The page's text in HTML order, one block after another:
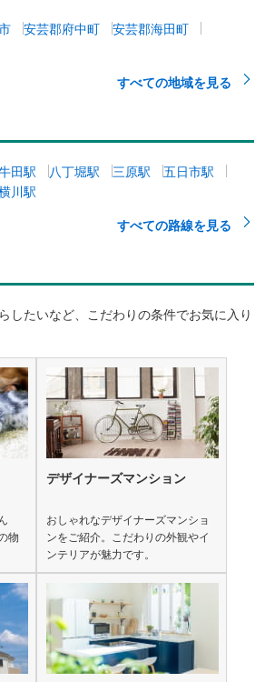
安芸郡府中町
安芸郡海田町
すべての地域を見る
田駅 八丁堀駅 三原駅
五日市駅
川駅
すべての路線を見る
したいなど、こだわりの条件でお気に入り
物
デザイナーズマンション
おしゃれなデザイナーズマンショ
ンをご紹介。こだわりの外観やイ
ンテリアが魅力です。